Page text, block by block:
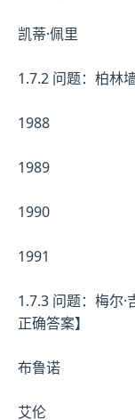
凯蒂·佩里
1.7.2 问题：柏林
1988
1989
1990
1991
1.7.3 问题：梅尔
正确答案】
布鲁诺
艾伦